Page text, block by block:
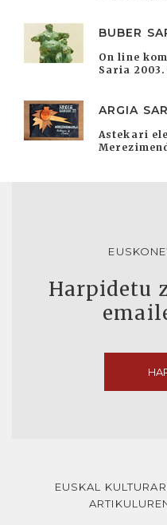
BUBER
On line
Saria 2003.
ARGIA
Astekari
Harpidetu
EUSKAL